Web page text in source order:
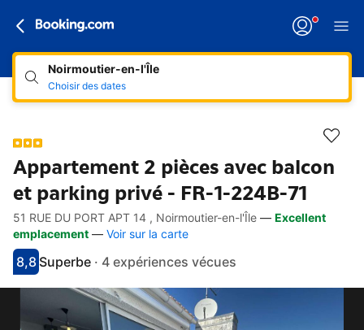
Noirmoutier-en-l'Île
Choisir des dates
Appartement 2 pièces avec balcon
et parking privé - FR-1-224B-71
Accès rapides
Aller à la description
Aller aux équipements
Aller aux hébergements
Aller aux conditions
51 RUE DU PORT APT 14 , Noirmoutier-en-l'Île — Excellent
emplacement — Voir sur la carte
Avec une note de 8.8
8,8
superbeSuperbe · 4 expériences vécues